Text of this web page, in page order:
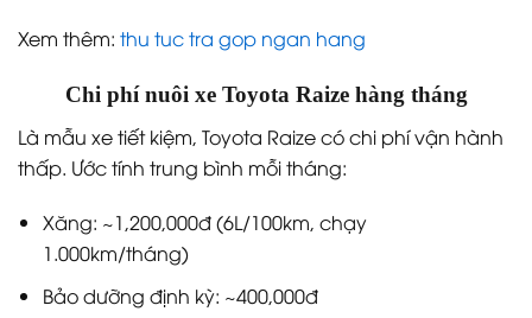
Xem thêm: thu tuc tra gop ngan hang
Chi phí nuôi xe Toyota Raize hàng tháng
Là mẫu xe tiết kiệm, Toyota Raize có chi phí vận hành
thấp. Ước tính trung bình mỗi tháng:
Xăng: ~1,200,000đ (6L/100km, chạy
1.000km/tháng)
Bảo dưỡng định kỳ: ~400,000đ